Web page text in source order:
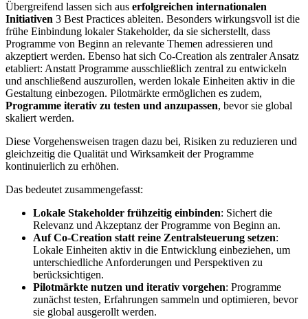
Übergreifend lassen sich aus erfolgreichen internationalen
Initiativen 3 Best Practices ableiten. Besonders wirkungsvoll ist die
frühe Einbindung lokaler Stakeholder, da sie sicherstellt, dass
Programme von Beginn an relevante Themen adressieren und
akzeptiert werden. Ebenso hat sich Co-Creation als zentraler Ansatz
etabliert: Anstatt Programme ausschließlich zentral zu entwickeln
und anschließend auszurollen, werden lokale Einheiten aktiv in die
Gestaltung einbezogen. Pilotmärkte ermöglichen es zudem,
Programme iterativ zu testen und anzupassen, bevor sie global
skaliert werden.
Diese Vorgehensweisen tragen dazu bei, Risiken zu reduzieren und
gleichzeitig die Qualität und Wirksamkeit der Programme
kontinuierlich zu erhöhen.
Das bedeutet zusammengefasst:
Lokale Stakeholder frühzeitig einbinden: Sichert die
Relevanz und Akzeptanz der Programme von Beginn an.
Auf Co-Creation statt reine Zentralsteuerung setzen:
Lokale Einheiten aktiv in die Entwicklung einbeziehen, um
unterschiedliche Anforderungen und Perspektiven zu
berücksichtigen.
Pilotmärkte nutzen und iterativ vorgehen: Programme
zunächst testen, Erfahrungen sammeln und optimieren, bevor
sie global ausgerollt werden.